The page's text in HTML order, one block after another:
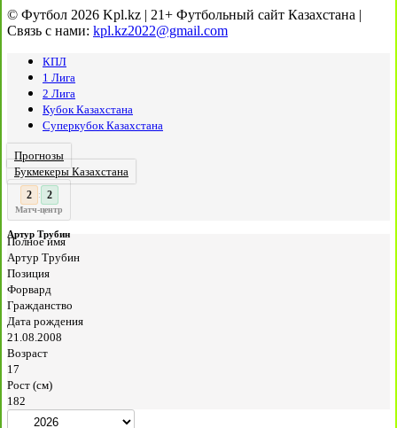
© Футбол 2026 Kpl.kz | 21+ Футбольный сайт Казахстана |
Связь с нами: kpl.kz2022@gmail.com
КПЛ
1 Лига
2 Лига
Кубок Казахстана
Суперкубок Казахстана
Прогнозы
Букмекеры Казахстана
3 : 2
Матч-центр
Артур Трубин
Полное имя
Артур Трубин
Позиция
Форвард
Гражданство
Дата рождения
21.08.2008
Возраст
17
Рост (см)
182